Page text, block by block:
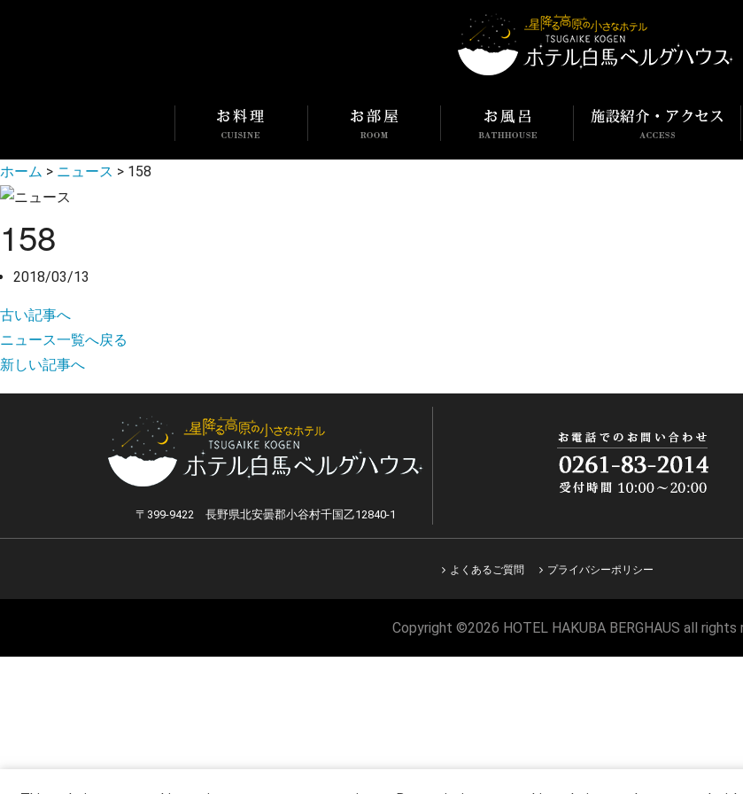
ホーム > ニュース > 158
158
2018/03/13
古い記事へ
ニュース一覧へ戻る
新しい記事へ
〒399-9422 長野県北安曇郡小谷村千国乙12840-1
よくあるご質問 プライバシーポリシー
Copyright ©2026 HOTEL HAKUBA BERGHAUS all rights